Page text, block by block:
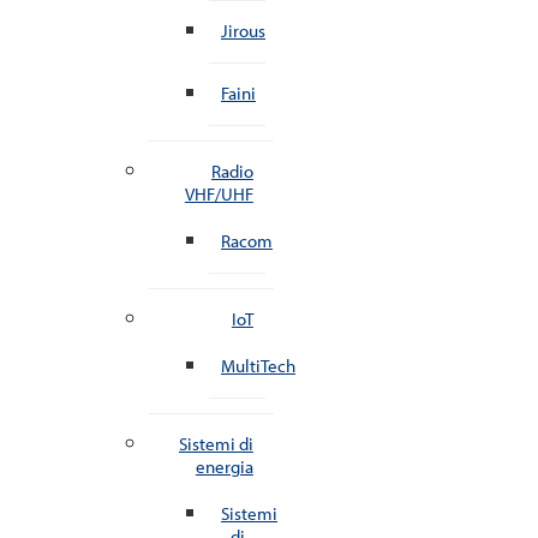
Jirous
Faini
Radio
VHF/UHF
Racom
IoT
MultiTech
Sistemi di
energia
Sistemi